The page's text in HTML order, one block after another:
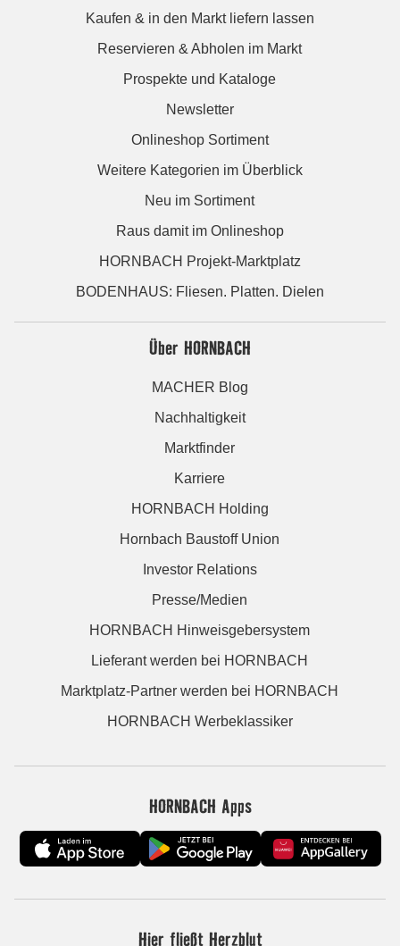
Kaufen & in den Markt liefern lassen
Reservieren & Abholen im Markt
Prospekte und Kataloge
Newsletter
Onlineshop Sortiment
Weitere Kategorien im Überblick
Neu im Sortiment
Raus damit im Onlineshop
HORNBACH Projekt-Marktplatz
BODENHAUS: Fliesen. Platten. Dielen
Über HORNBACH
MACHER Blog
Nachhaltigkeit
Marktfinder
Karriere
HORNBACH Holding
Hornbach Baustoff Union
Investor Relations
Presse/Medien
HORNBACH Hinweisgebersystem
Lieferant werden bei HORNBACH
Marktplatz-Partner werden bei HORNBACH
HORNBACH Werbeklassiker
HORNBACH Apps
Hier fließt Herzblut